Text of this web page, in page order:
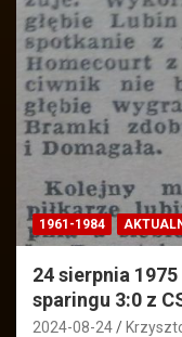
1961-1984
24 sierpnia
sparingu 3:0 z
2024-08-24